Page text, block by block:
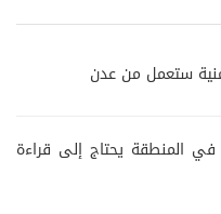
ستعمل من عدن
في المنطقة يحتاج إلى قراءة